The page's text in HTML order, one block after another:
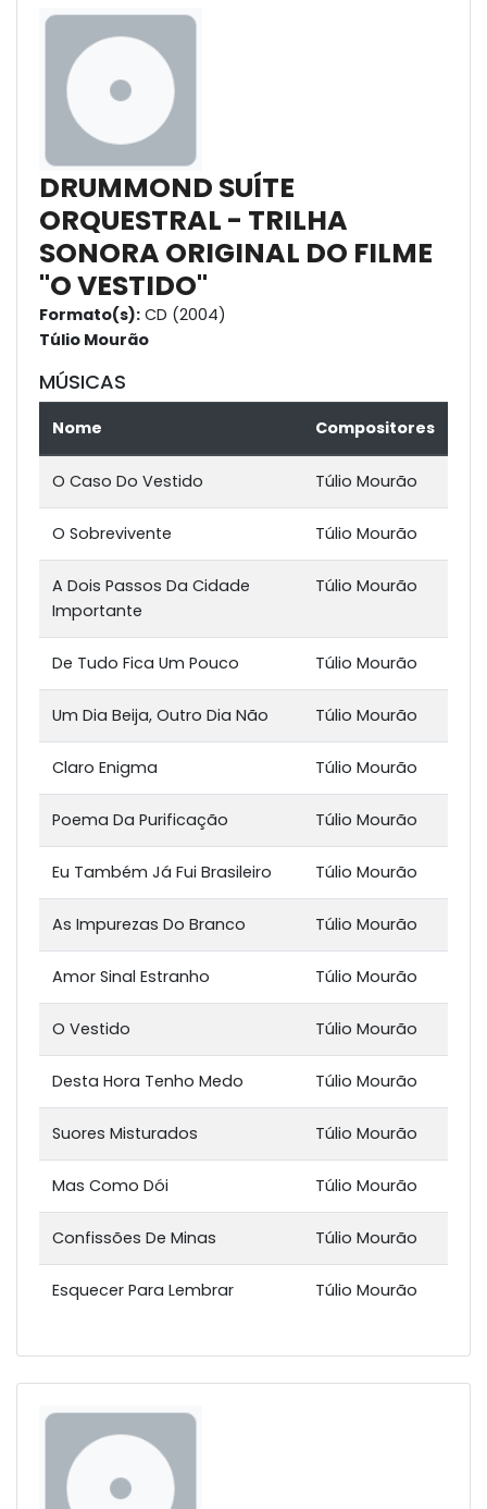
DRUMMOND SUÍTE
ORQUESTRAL - TRILHA
SONORA ORIGINAL DO FILME
"O VESTIDO"
Formato(s): CD (2004)
Túlio Mourão
MÚSICAS
Nome Compositores
O Caso Do Vestido Túlio Mourão
O Sobrevivente Túlio Mourão
A Dois Passos Da Cidade
Importante
Túlio Mourão
De Tudo Fica Um Pouco Túlio Mourão
Um Dia Beija, Outro Dia Não Túlio Mourão
Claro Enigma Túlio Mourão
Poema Da Purificação Túlio Mourão
Eu Também Já Fui Brasileiro Túlio Mourão
As Impurezas Do Branco Túlio Mourão
Amor Sinal Estranho Túlio Mourão
O Vestido Túlio Mourão
Desta Hora Tenho Medo Túlio Mourão
Suores Misturados Túlio Mourão
Mas Como Dói Túlio Mourão
Confissões De Minas Túlio Mourão
Esquecer Para Lembrar Túlio Mourão